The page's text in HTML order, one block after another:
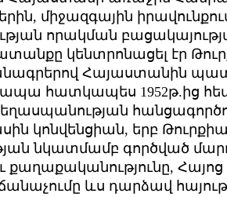
միջազգային
որակման
կենտրոնացել էր
Հայաստանին
հատկապես 1952թ.ից
կոնվենցիան, երբ
նկատմամբ գործված
քաղաքականությունը, Հայոց
ևս դարձավ